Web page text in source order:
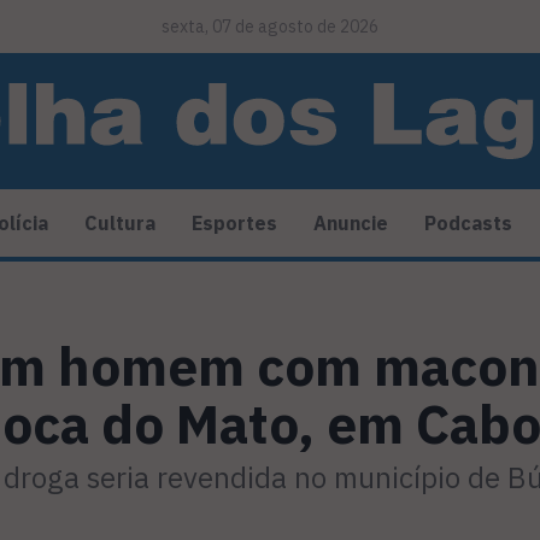
sexta, 07 de agosto de 2026
Cultura Esportes Anuncie Podcasts
homem com
do Mato, em
seria revendida no município de